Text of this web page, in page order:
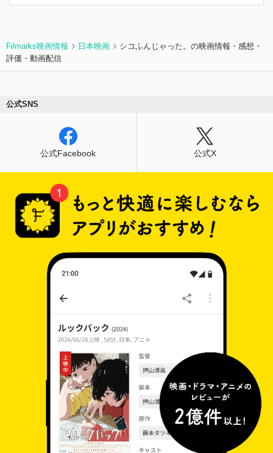
Filmarks映画情報 日本映画
シコふんじゃった。の映画情報・感想・
評価・動画配信
公式SNS
公式Facebook 公式X